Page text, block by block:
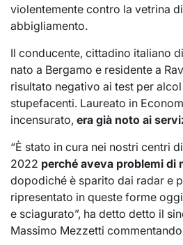
violentemente contro la vetrina
abbigliamento.
Il conducente, cittadino italiano
nato a Bergamo e residente a
risultato negativo ai test per
stupefacenti. Laureato in
incensurato, era già noto ai
“È stato in cura nei nostri centri
2022 perché aveva problemi di
dopodiché è sparito dai radar e
ripresentato in queste forme
e sciagurato”, ha detto detto il
Massimo Mezzetti commentando